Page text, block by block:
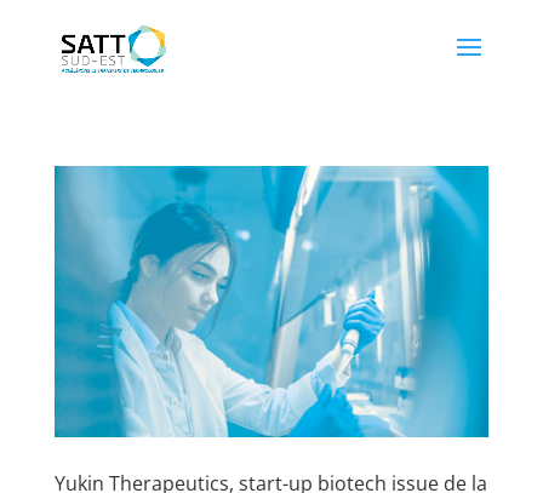
Yukin Therapeutics, start-up biotech issue de la